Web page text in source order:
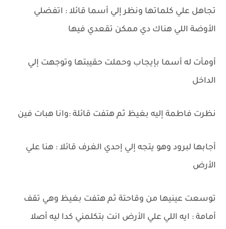
تجاهل علي كلماتها ونظر إلي أسما قائلا : اتفضلي
الأوضة اللي هناك دي ممكن تقعدي فيها
أومأت له أسما بإيجاب وحملت حقيبتها وتوجهت إلي
الداخل
نظرت فاطمة إليه بغيظ ثم هتفت قائلة :وانا هبات فين
أجابها لبرود وهو يتجه إلي إحدي الغرف قائلا : هنا علي
الأرض
توسعت عينيها من وقاحتة ثم هتفت بغيظ وهي تقف
أمامة : ايه اللي علي الأرض انت بتكلمني كدا ليه أصلا